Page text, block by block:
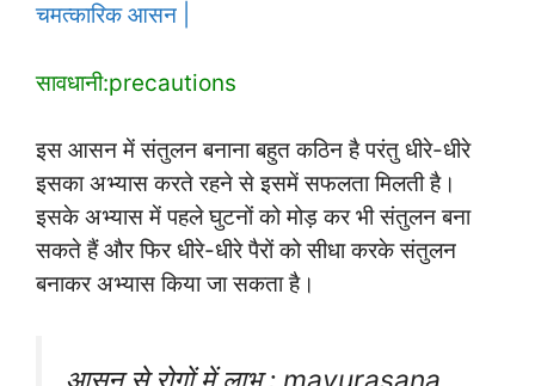
चमत्कारिक आसन |
सावधानी:precautions
इस आसन में संतुलन बनाना बहुत कठिन है परंतु धीरे-धीरे
इसका अभ्यास करते रहने से इसमें सफलता मिलती है।
इसके अभ्यास में पहले घुटनों को मोड़ कर भी संतुलन बना
सकते हैं और फिर धीरे-धीरे पैरों को सीधा करके संतुलन
बनाकर अभ्यास किया जा सकता है।